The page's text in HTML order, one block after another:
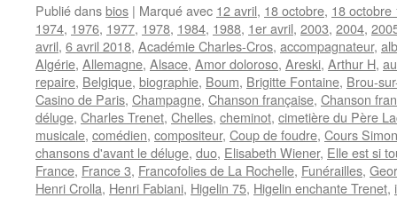
Publié dansbios | Marqué avec 12 avril, 18 octobre, 18 octobre
1974, 1976, 1977, 1978, 1984, 1988, 1er avril, 2003, 2004,
avril, 6 avril 2018, Académie Charles-Cros, accompagnateur,
Algérie, Allemagne, Alsace, Amor doloroso, Areski, Arthur H,
repaire, Belgique, biographie, Boum, Brigitte Fontaine, Brou-
Casino de Paris, Champagne, Chanson française, Chanson
déluge, Charles Trenet, Chelles, cheminot, cimetière du Père
musicale, comédien, compositeur, Coup de foudre, Cours Simon
chansons d'avant le déluge, duo, Elisabeth Wiener, Elle est si
France, France 3, Francofolies de La Rochelle, Funérailles,
Henri Crolla, Henri Fabiani, Higelin 75, Higelin enchante Trenet,